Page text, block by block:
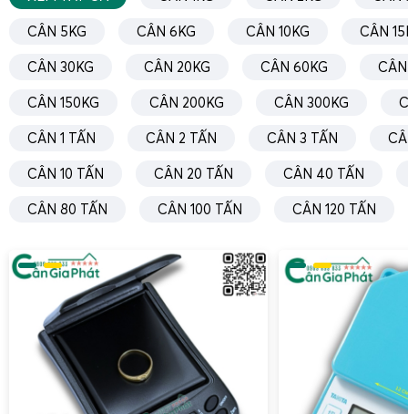
CÂN 5KG CÂN 6KG CÂN 10KG CÂN
CÂN 30KG CÂN 20KG CÂN 60KG
CÂN 150KG CÂN 200KG CÂN 300KG
CÂN 1 TẤN CÂN 2 TẤN CÂN 3 TẤN
CÂN 10 TẤN CÂN 20 TẤN CÂN 40 TẤN
CÂN 80 TẤN CÂN 100 TẤN CÂN 120 TẤN